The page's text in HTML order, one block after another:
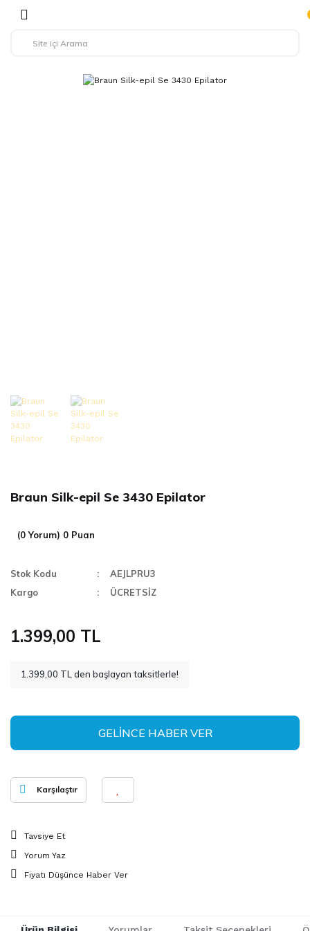
Braun Silk-epil Se 3430 Epilator
(0 Yorum) 0 Puan
Stok Kodu
AEJLPRU3
Kargo
ÜCRETSİZ
1.399,00 TL
1.399,00 TL den başlayan taksitlerle!
GELİNCE HABER VER
Karşılaştır
Tavsiye Et
Yorum Yaz
Fiyatı Düşünce Haber Ver